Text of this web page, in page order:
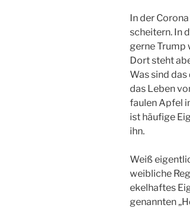
In der
scheitern. In
gerne Trump
Dort steht
Was sind
das Leben
faulen Apfel
ist häufige
ihn.
Weiß
weibliche
ekelhaftes
genannten